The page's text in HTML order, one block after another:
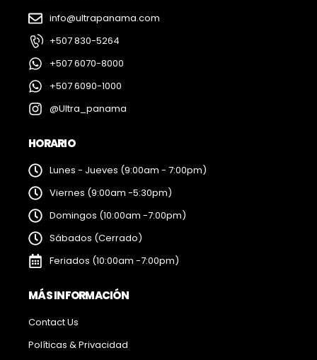
info@ultrapanama.com
+507 830-5264
+507 6070-8000
+507 6090-1000
@Ultra_panama
HORARIO
Lunes - Jueves (9:00am - 7:00pm)
Viernes (9:00am -5:30pm)
Domingos (10:00am -7:00pm)
Sábados (Cerrado)
Feriados (10:00am -7:00pm)
MÁS INFORMACIÓN
Contact Us
Políticas & Privacidad